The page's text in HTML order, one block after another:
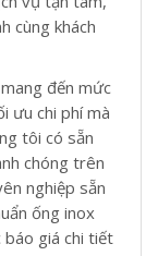
cùng khách
đến mức
ưu chi phí mà
tôi có sẵn
chóng trên
nghiệp sẵn
ống inox
báo giá chi tiết